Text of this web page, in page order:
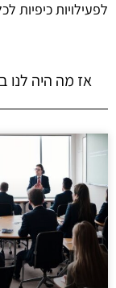
לפעילויות כיפיות
אז מה היה לנו